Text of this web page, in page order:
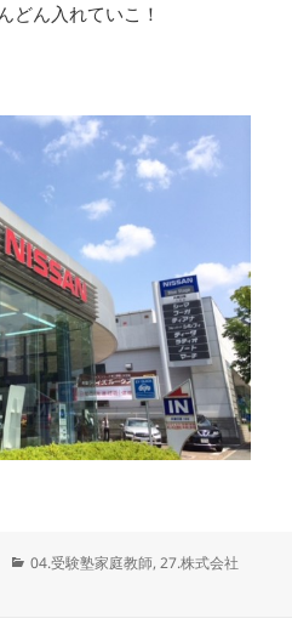
どん入れていこ！
カ
04.受験塾家庭教師,27.株式会社